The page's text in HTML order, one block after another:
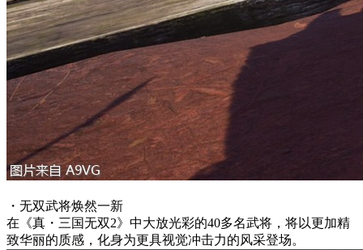
・无双武将焕然一新
在《真・三国无双2》中大放光彩的40多名武将，将以更加精
致华丽的质感，化身为更具视觉冲击力的风采登场。